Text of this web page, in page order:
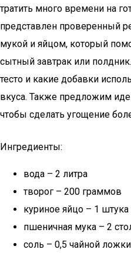
тратить много времени на
представлен проверенный
мукой и яйцом, который
сытный завтрак или
тесто и какие добавки
вкуса. Также предложим
чтобы сделать угощение
Ингредиенты:
вода – 2 литра
творог – 200 граммов
куриное яйцо – 1 штука
пшеничная мука – 2
соль – 0,5 чайной ложки